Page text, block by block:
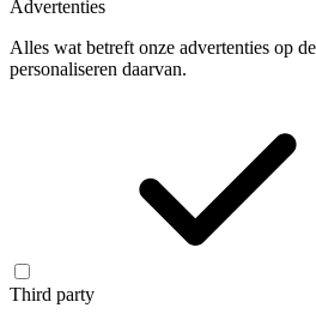
Advertenties
Alles wat betreft onze advertenties op
personaliseren daarvan.
Third party